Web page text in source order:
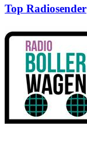
Top Radiosender